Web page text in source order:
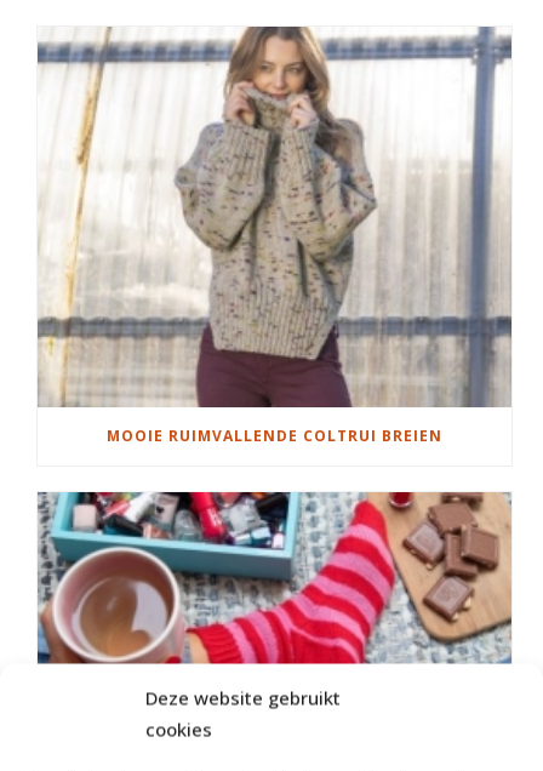
Deze website gebruikt
cookies
MOOIE RUIMVALLENDE COLTRUI BREIEN